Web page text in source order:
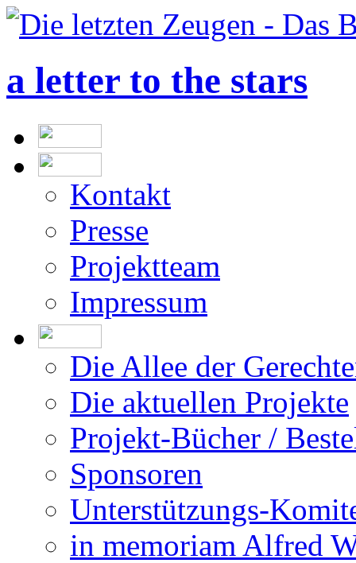
a letter to the stars
Kontakt
Presse
Projektteam
Impressum
Die Allee der
Die aktuellen Projekte
Projekt-Bücher /
Sponsoren
Unterstützungs-
in memoriam Alfred